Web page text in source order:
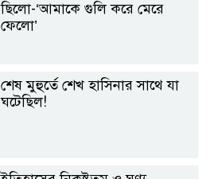
ছিলো-‘আমাকে গুলি করে মেরে
ফেলো’
শেষ মুহুর্তে শেখ হাসিনার সাথে যা
ঘটেছিল!